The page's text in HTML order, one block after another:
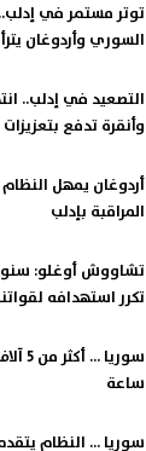
السوري وأردوغان
التصعيد في إدلب..
وأنقرة تدفع
أردوغان يمهل
المراقبة بإدلب
تشاووش أوغلو:
تكرر استهدافه
ساعة
سوريا ... النظام